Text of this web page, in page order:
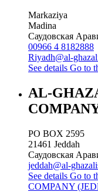
Markaziya
Madina
Саудовская
00966 4 8182888
Riyadh@al-
See details Go to
AL-
PO BOX 2595
21461 Jeddah
Саудовская
jeddah@al-
See details Go to
COMPANY